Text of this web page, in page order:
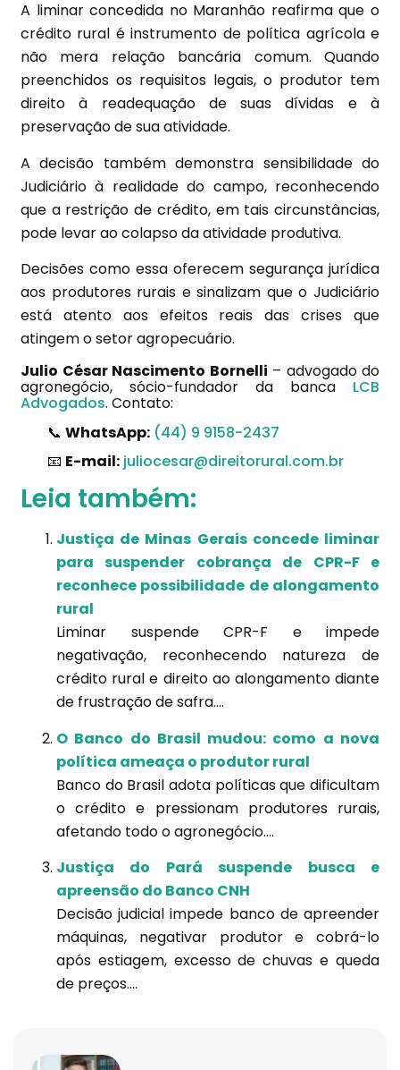
A liminar concedida no Maranhão reafirma que o
crédito rural é instrumento de política agrícola e
não mera relação bancária comum. Quando
preenchidos os requisitos legais, o produtor tem
direito à readequação de suas dívidas e à
preservação de sua atividade.
A decisão também demonstra sensibilidade do
Judiciário à realidade do campo, reconhecendo
que a restrição de crédito, em tais circunstâncias,
pode levar ao colapso da atividade produtiva.
Decisões como essa oferecem segurança jurídica
aos produtores rurais e sinalizam que o Judiciário
está atento aos efeitos reais das crises que
atingem o setor agropecuário.
Julio César Nascimento Bornelli – advogado do
agronegócio, sócio-fundador da banca LCB
Advogados. Contato:
📞 WhatsApp: (44) 9 9158-2437
📧 E-mail: juliocesar@direitorural.com.br
Leia também:
Justiça de Minas Gerais concede liminar
para suspender cobrança de CPR-F e
reconhece possibilidade de alongamento
rural
Liminar suspende CPR-F e impede
negativação, reconhecendo natureza de
crédito rural e direito ao alongamento diante
de frustração de safra....
O Banco do Brasil mudou: como a nova
política ameaça o produtor rural
Banco do Brasil adota políticas que dificultam
o crédito e pressionam produtores rurais,
afetando todo o agronegócio....
Justiça do Pará suspende busca e
apreensão do Banco CNH
Decisão judicial impede banco de apreender
máquinas, negativar produtor e cobrá-lo
após estiagem, excesso de chuvas e queda
de preços....